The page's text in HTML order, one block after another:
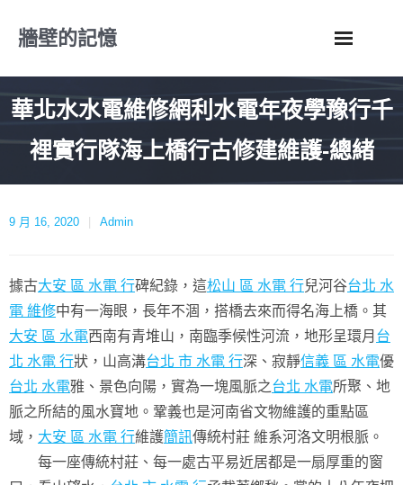
牆壁的記憶
華北水水電維修網利水電年夜學豫行千
裡實行隊海上橋行古修建維護-總緒
9 月 16, 2020 Admin
據古大安 區 水電 行碑紀錄，這松山 區 水電 行兒河谷台北 水
電 維修中有一海眼，長年不涸，搭橋去來而得名海上橋。其
大安 區 水電西南有青堆山，南臨季候性河流，地形呈環月 台
北 水電 行狀，山高溝台北 市 水電 行深、寂靜信義 區 水電優
台北 水電雅、景色向陽，實為一塊風脈之台北 水電所聚、地
脈之所結的風水寶地。鞏義也是河南省文物維護的重點區
域， 大安 區 水電 行維護簡訊傳統村莊 維系河洛文明根脈。
每一座傳統村莊、每一處古平易近居都是一扇厚重的窗